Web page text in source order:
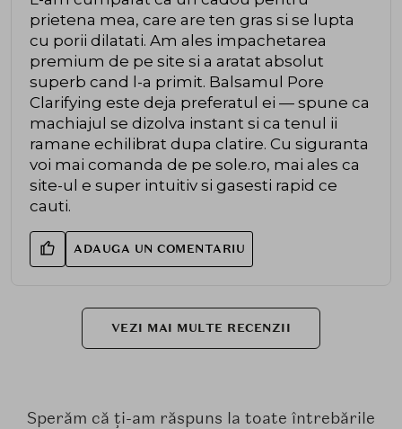
prietena mea, care are ten gras si se lupta
cu porii dilatati. Am ales impachetarea
premium de pe site si a aratat absolut
superb cand l-a primit. Balsamul Pore
Clarifying este deja preferatul ei — spune ca
machiajul se dizolva instant si ca tenul ii
ramane echilibrat dupa clatire. Cu siguranta
voi mai comanda de pe sole.ro, mai ales ca
site-ul e super intuitiv si gasesti rapid ce
cauti.
ADAUGA UN COMENTARIU
VEZI MAI MULTE RECENZII
Sperăm că ți-am răspuns la toate întrebările